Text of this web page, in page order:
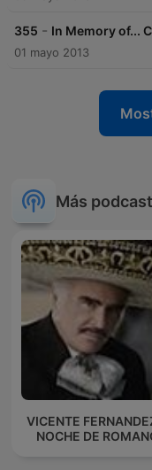
355 - In Memory of...
01 mayo 2013
Más
VICENTE
NOCHE DE